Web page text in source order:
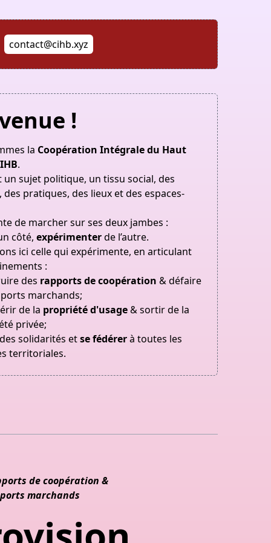
contact@cihb.xyz
!
la Coopération Intégrale du Haut
.
un sujet politique, un tissu social, des
pratiques, des lieux et des espaces-
de marcher sur ses deux jambes :
côté, expérimenterde l’autre.
ici celle qui expérimente, en articulant
:
des rapports de coopération & défaire
marchands;
de la propriété d'usage& sortir de la
privée;
solidarités etse fédérerà toutes les
territoriales.
de coopération &
marchands